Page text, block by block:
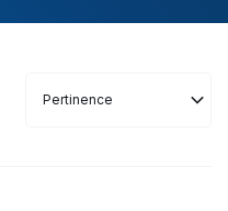
Pertinence